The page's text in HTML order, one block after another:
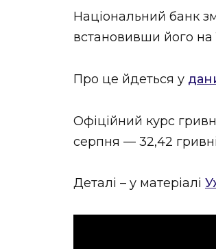
ЗАКАРПАТСЬКІ
НОВИНИ ЗАХІДНОЇ
Національний банк
встановивши його на
Про це йдеться у
Офіційний курс
серпня — 32,42
Деталі – у матеріалі